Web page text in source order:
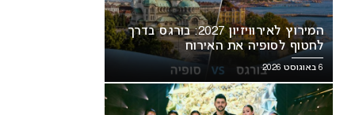
המירוץ לאירוויזיון 2027: בורגס בדרך
לחטוף לסופיה את האירוח
6 באוגוסט 2026